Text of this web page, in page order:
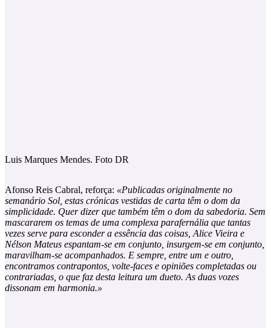
Luis Marques Mendes. Foto DR
Afonso Reis Cabral, reforça: «Publicadas originalmente no
semanário Sol, estas crónicas vestidas de carta têm o dom da
simplicidade. Quer dizer que também têm o dom da sabedoria. Sem
mascararem os temas de uma complexa parafernália que tantas
vezes serve para esconder a essência das coisas, Alice Vieira e
Nélson Mateus espantam-se em conjunto, insurgem-se em conjunto,
maravilham-se acompanhados. E sempre, entre um e outro,
encontramos contrapontos, volte-faces e opiniões completadas ou
contrariadas, o que faz desta leitura um dueto. As duas vozes
dissonam em harmonia.»